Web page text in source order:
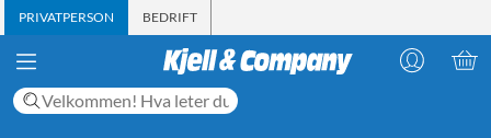
PRIVATPERSON BEDRIFT